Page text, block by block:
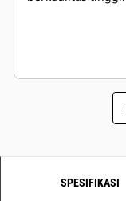
SPESIFIKASI